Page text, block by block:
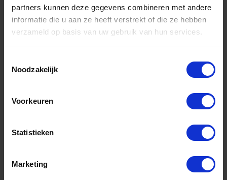
partners kunnen deze gegevens combineren met andere
informatie die u aan ze heeft verstrekt of die ze hebben
verzameld op basis van uw gebruik van hun services.
Noodzakelijk
Voorkeuren
Statistieken
Marketing
BETA Haakse inbussleutel gebruneerd 19MM
Niet op voorraad, levertijd 1 tot meerdere werkdagen
Prijs per 1 Stuk
+